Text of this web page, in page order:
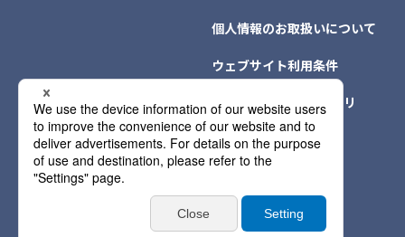
個人情報保護方針情報
サイトマップ
個人情報のお取扱いについて
ウェブサイト利用条件
クッキー（Cookie）ポリ
シー